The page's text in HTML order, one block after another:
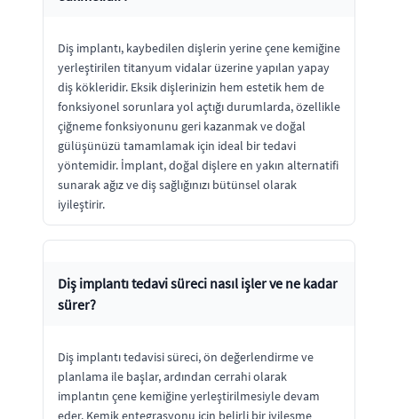
Diş implantı, kaybedilen dişlerin yerine çene kemiğine
yerleştirilen titanyum vidalar üzerine yapılan yapay
diş kökleridir. Eksik dişlerinizin hem estetik hem de
fonksiyonel sorunlara yol açtığı durumlarda, özellikle
çiğneme fonksiyonunu geri kazanmak ve doğal
gülüşünüzü tamamlamak için ideal bir tedavi
yöntemidir. İmplant, doğal dişlere en yakın alternatifi
sunarak ağız ve diş sağlığınızı bütünsel olarak
iyileştirir.
Diş implantı tedavi süreci nasıl işler ve ne kadar
sürer?
Diş implantı tedavisi süreci, ön değerlendirme ve
planlama ile başlar, ardından cerrahi olarak
implantın çene kemiğine yerleştirilmesiyle devam